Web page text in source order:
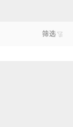
筛选